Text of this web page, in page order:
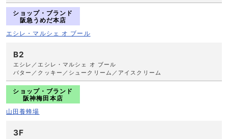
ショップ・ブランド
阪急うめだ本店
エシレ・マルシェ オ ブール
B2
エシレ／エシレ・マルシェ オ ブール
バター／クッキー／シュークリーム／アイスクリーム
ショップ・ブランド
阪神梅田本店
山田養蜂場
3F